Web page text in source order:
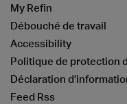
My Refin
Débouché de travail
Accessibility
Politique de protection
Déclaration
Feed Rss